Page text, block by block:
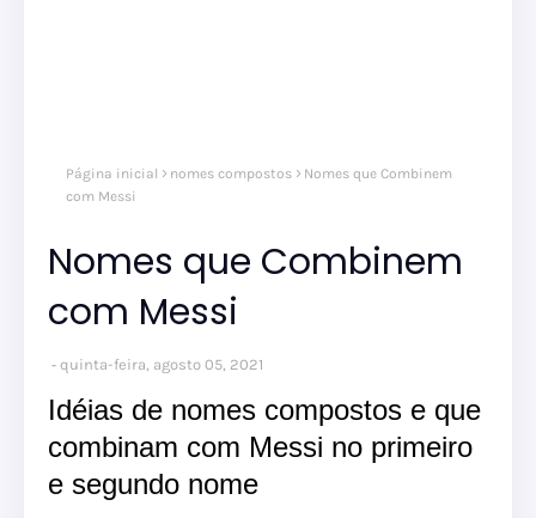
Página inicial nomes compostos
Nomes que Combinem
com Messi
Nomes que Combinem
com Messi
quinta-feira, agosto 05, 2021
Idéias de nomes compostos e que
combinam com Messi no primeiro
e segundo nome